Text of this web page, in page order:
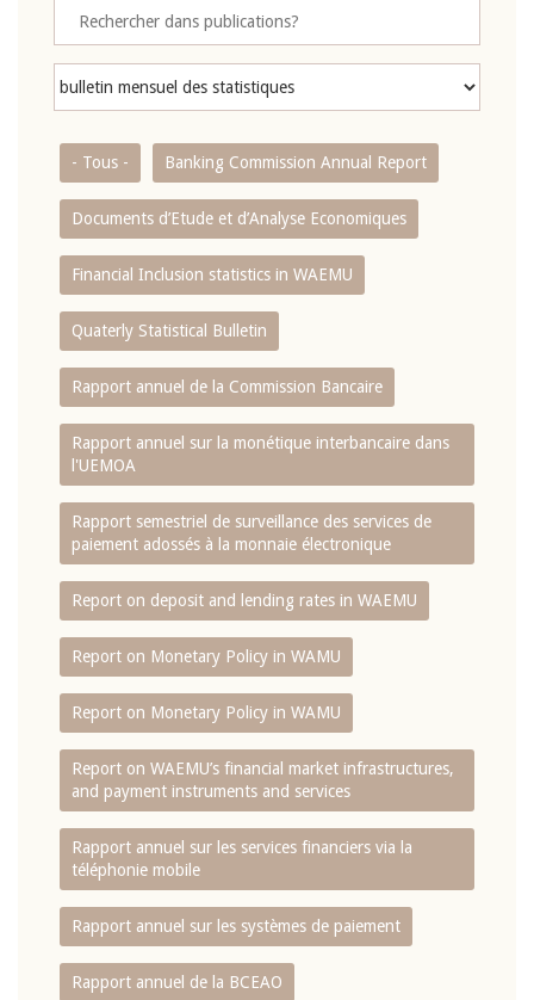
- Tous - Banking Commission Annual Report
Documents d’Etude et d’Analyse Economiques
Financial Inclusion statistics in WAEMU
Quaterly Statistical Bulletin
Rapport annuel de la Commission Bancaire
Rapport annuel sur la monétique interbancaire dans
l'UEMOA
Rapport semestriel de surveillance des services de
paiement adossés à la monnaie électronique
Report on deposit and lending rates in WAEMU
Report on Monetary Policy in WAMU
Report on Monetary Policy in WAMU
Report on WAEMU’s financial market infrastructures,
and payment instruments and services
Rapport annuel sur les services financiers via la
téléphonie mobile
Rapport annuel sur les systèmes de paiement
Rapport annuel de la BCEAO